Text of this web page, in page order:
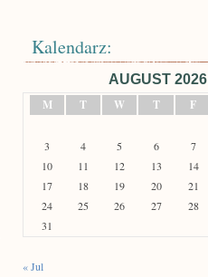
Kalendarz:
AUGUST 2026
M
T W T F
3
4 5 6 7
10
11 12 13 14
17
18 19 20 21
24
25 26 27 28
31
« Jul